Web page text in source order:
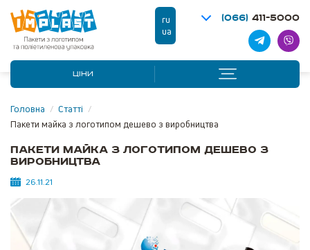
ru
ua
(066) 411-5000
ЦІНИ
Головна / Статті /
Пакети майка з логотипом дешево з виробництва
Пакети майка з логотипом дешево з
виробництва
26.11.21